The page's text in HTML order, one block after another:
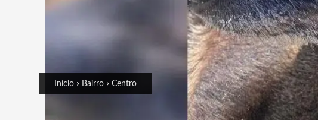
Início Bairro Centro